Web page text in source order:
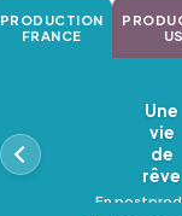
PRODUCTION
FRANCE
US
Une
vie
de
rêve
En